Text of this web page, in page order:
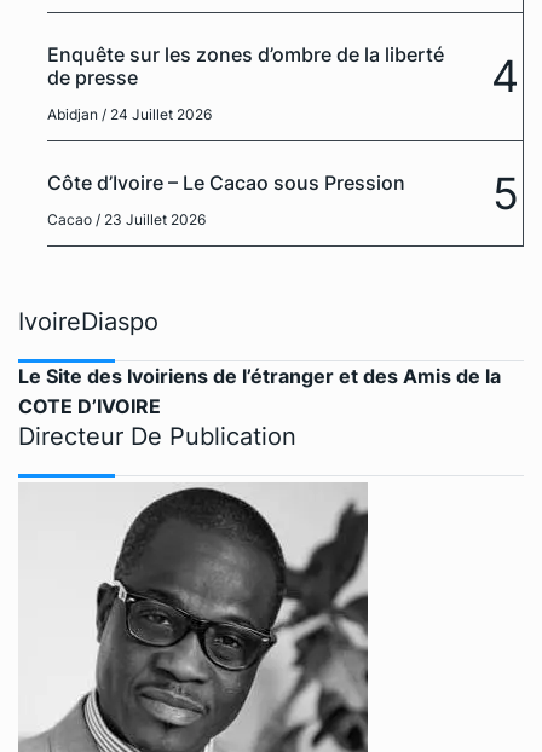
Enquête sur les zones d’ombre de la liberté
de presse
Abidjan / 24 Juillet 2026
4
Côte d’Ivoire – Le Cacao sous Pression
Cacao / 23 Juillet 2026 5
IvoireDiaspo
Le Site des Ivoiriens de l’étranger et des Amis de la
COTE D’IVOIRE
Directeur De Publication